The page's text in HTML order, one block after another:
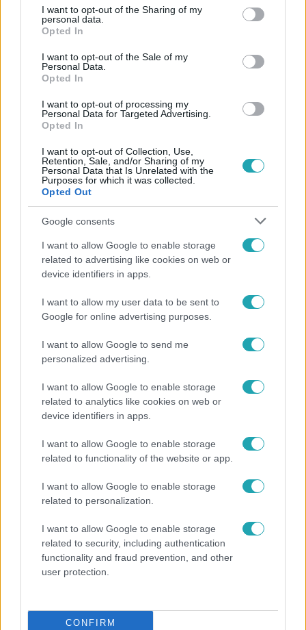
not limited to your visit or usage behaviour. You may click to
grant or deny consent to Google and its third-party tags to
use your data for below specified purposes in below Google
consent section.
I want to opt-out of the Sharing of my
personal data.
Opted In
I want to opt-out of the Sale of my
Personal Data.
Opted In
I want to opt-out of processing my
Personal Data for Targeted Advertising.
Opted In
I want to opt-out of Collection, Use,
Retention, Sale, and/or Sharing of my
Personal Data that Is Unrelated with the
Purposes for which it was collected.
Opted Out
Google consents
I want to allow Google to enable storage
related to advertising like cookies on web or
device identifiers in apps.
I want to allow my user data to be sent to
Google for online advertising purposes.
I want to allow Google to send me
personalized advertising.
I want to allow Google to enable storage
related to analytics like cookies on web or
device identifiers in apps.
I want to allow Google to enable storage
related to functionality of the website or app.
I want to allow Google to enable storage
related to personalization.
I want to allow Google to enable storage
related to security, including authentication
functionality and fraud prevention, and other
user protection.
CONFIRM
Éjjel-Nappal Budapest
2019. március 13. 21:40
Hatalmas fordulattal zárult Joe tárgyalása
Végső ítéletet hirdettek Joe ügyében.
3:39
2018. szeptember 5. 15:30
Rékasi Károly elsírta magát az ítélethirdetésen
Sokáig csak a könnyeit nyeldeste Rékasi Károly, miután a
bíró hat hónap fogházbüntetésre ítélte azt az autóst,
karambolozott. Az elmúlt évek feszültsége és fájdalma
most nem otthon, a négy fal között, hanem itt, a
tárgyalóteremben tört ki belőle. A színésszel készült
hosszabb interjú ITT.